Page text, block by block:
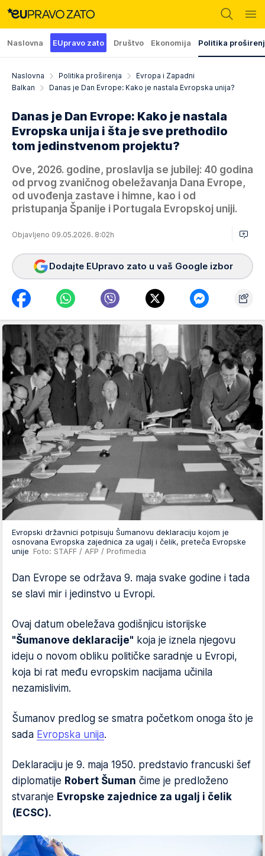
Naslovna EUpravo zato Društvo Ekonomija Politika
Naslovna Politika proširenja
Evropa i Zapadni
Balkan
Danas je Dan Evrope: Kako je nastala Evropska unija?
Danas je Dan Evrope: Kako je nastala
Evropska unija i šta je sve prethodilo
tom jedinstvenom projektu?
Ove, 2026. godine, proslavlja se jubilej: 40 godina
od prvog zvaničnog obeležavanja Dana Evrope,
od uvođenja zastave i himne, kao i od
pristupanja Španije i Portugala Evropskoj uniji.
Objavljeno 09.05.2026. 8:02h
Dodajte EUpravo zato u vaš Google izbor
Evropski državnici potpisuju Šumanovu deklaraciju kojom je
osnovana Evropska zajednica za ugalj i čelik, preteča Evropske
unije Foto: STAFF / AFP / Profimedia
Dan Evrope se održava 9. maja svake godine i tada
se slavi mir i jedinstvo u Evropi.
Ovaj datum obeležava godišnjicu istorijske
"Šumanove deklaracije" koja je iznela njegovu
ideju o novom obliku političke saradnje u Evropi,
koja bi rat među evropskim nacijama učinila
nezamislivim.
Šumanov predlog se smatra početkom onoga što je
sada Evropska unija.
Deklaraciju je 9. maja 1950. predstavio francuski šef
diplomatije Robert Šuman čime je predloženo
stvaranje Evropske zajednice za ugalj i čelik
(ECSC).